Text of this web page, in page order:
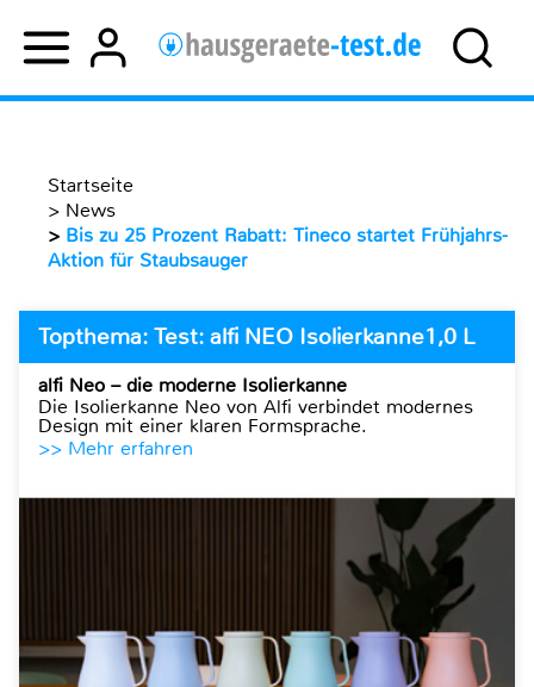
Startseite
> News
> Bis zu 25 Prozent Rabatt: Tineco startet Frühjahrs-
Aktion für Staubsauger
Topthema: Test: alfi NEO Isolierkanne1,0 L
alfi Neo – die moderne Isolierkanne
Die Isolierkanne Neo von Alfi verbindet modernes
Design mit einer klaren Formsprache.
>> Mehr erfahren